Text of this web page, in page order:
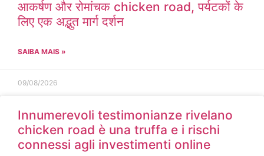
आकर्षण और रोमांचक chicken road, पर्यटकों के
लिए एक अद्भुत मार्ग दर्शन
SAIBA MAIS »
09/08/2026
Innumerevoli testimonianze rivelano
chicken road è una truffa e i rischi
connessi agli investimenti online